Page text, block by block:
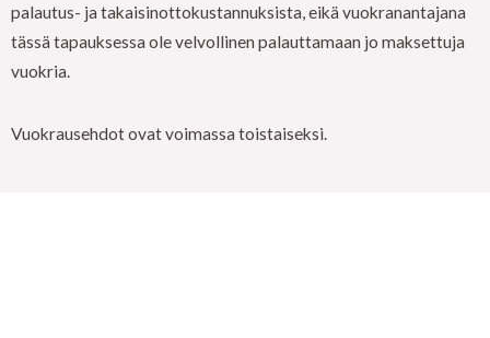
palautus- ja takaisinottokustannuksista, eikä vuokranantajana
tässä tapauksessa ole velvollinen palauttamaan jo maksettuja
vuokria.
Vuokrausehdot ovat voimassa toistaiseksi.